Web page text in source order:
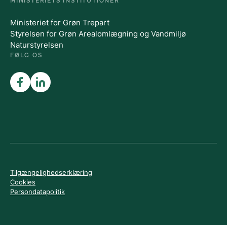
Ministeriet for Grøn Trepart
Styrelsen for Grøn Arealomlægning og Vandmiljø
Naturstyrelsen
FØLG OS
Tilgængelighedserklæring
Cookies
Persondatapolitik